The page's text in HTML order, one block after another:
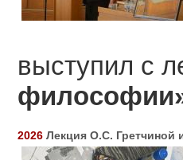
выступил с
2026 Лекция О.С.